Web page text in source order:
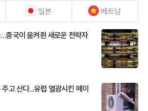
일본 베트남
중국이 움켜쥔 새로운 전략자
고 산다...유럽 열광시킨 메이